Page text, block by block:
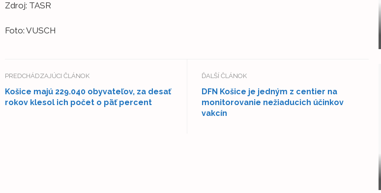
Zdroj: TASR
Foto: VUSCH
PREDCHÁDZAJÚCI ČLÁNOK
Košice majú 229.040 obyvateľov, za desať
rokov klesol ich počet o päť percent
ĎALŠÍ ČLÁNOK
DFN Košice je jedným z centier na
monitorovanie nežiaducich účinkov
vakcín